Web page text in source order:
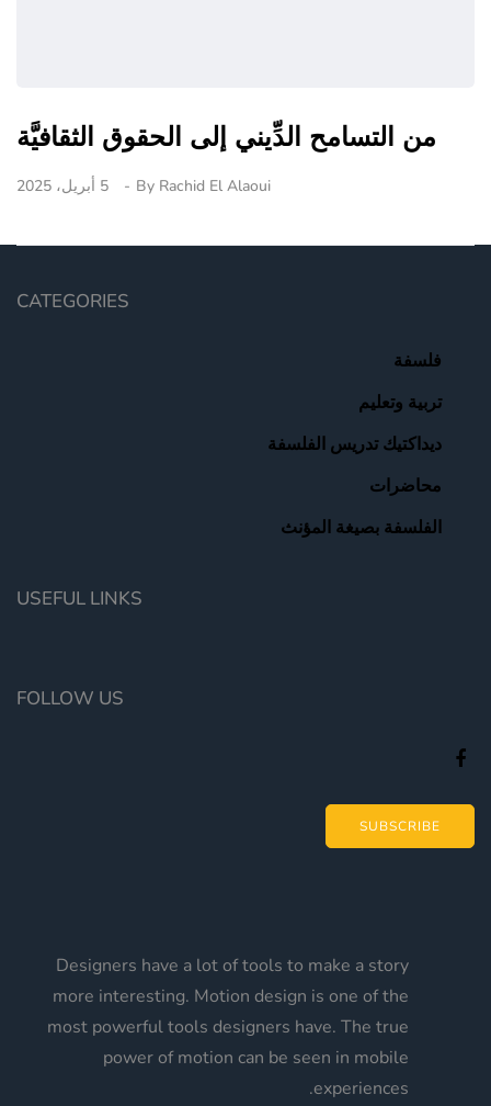
من التسامح الدِّيني إلى الحقوق الثقافيَّة
By Rachid El Alaoui 5 أبريل، 2025
Designers have a lot of tools to make a story
more interesting. Motion design is one of the
most powerful tools designers have. The true
power of motion can be seen in mobile
experiences.
CATEGORIES
فلسفة
تربية وتعليم
ديداكتيك تدريس الفلسفة
محاضرات
الفلسفة بصيغة المؤنث
USEFUL LINKS
FOLLOW US
SUBSCRIBE